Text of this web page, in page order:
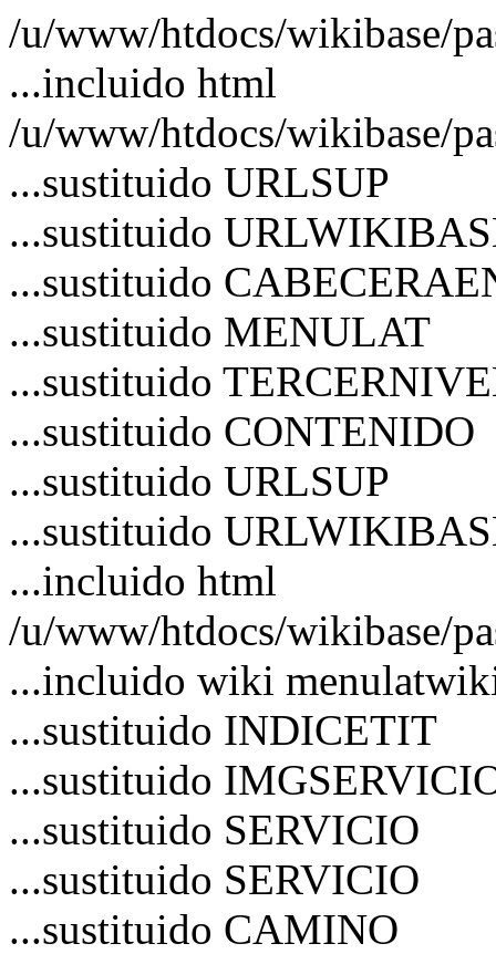
/u/www/htdocs/wikibase/
...incluido html
/u/www/htdocs/wikibase/
...sustituido URLSUP
...sustituido
...sustituido
...sustituido MENULAT
...sustituido
...sustituido CONTENIDO
...sustituido URLSUP
...sustituido
...incluido html
/u/www/htdocs/wikibase/
...incluido wiki
...sustituido INDICETIT
...sustituido
...sustituido SERVICIO
...sustituido SERVICIO
...sustituido CAMINO